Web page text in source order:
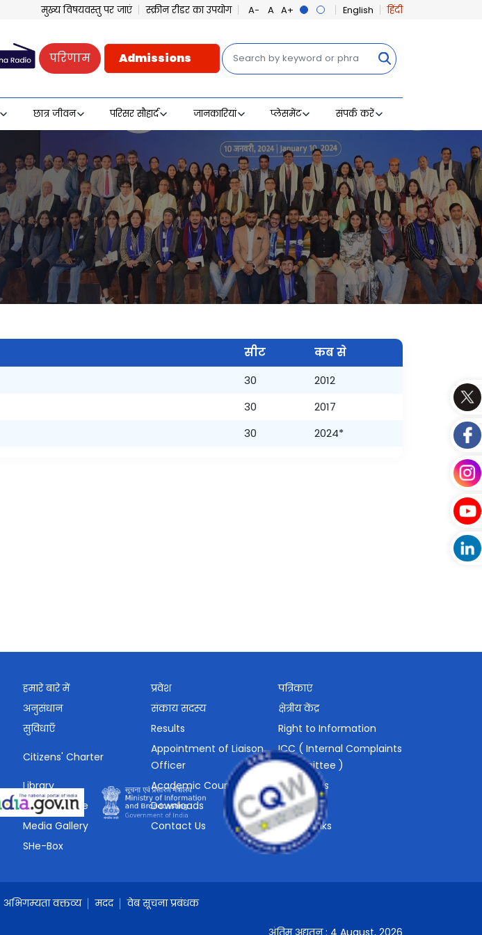
मुख्य विषयवस्तु पर जाएं स्क्रीन रीडर का उपयोग English हिंदी
परिणाम Admissions खोज
छात्र जीवन परिसर सौहार्द जानकारियां प्लेसमेंट संपर्क करें
सीट कब से
30
2012
30
2017
30 2024*
हमारे बारे में प्रवेश
पत्रिकाएं
अनुसंधान
संकाय सदस्य
क्षेत्रीय केंद्र
सुविधाएँ
Results Right to Information
Citizens' Charter
Appointment of Liaison
Officer
ICC ( Internal Complaints
Committee )
Library
Academic Courses
Vacancies
Press Release
Downloads
Tender
Media Gallery
Contact Us
Other Links
SHe-Box
अभिगम्यता वक्तव्य मदद
वेब सूचना प्रबंधक